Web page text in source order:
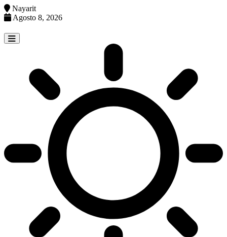
Nayarit
Agosto 8, 2026
to
content